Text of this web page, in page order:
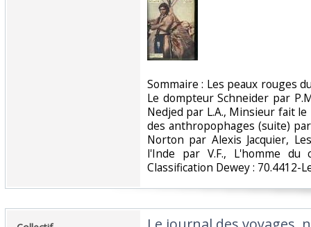
‎Sommaire : Les peaux rouges
Le dompteur Schneider par
Nedjed par L.A., Minsieur fait
des anthropophages (suite)
Norton par Alexis Jacquier,
l'Inde par V.F., L'homme
Classification Dewey : 70.4412-